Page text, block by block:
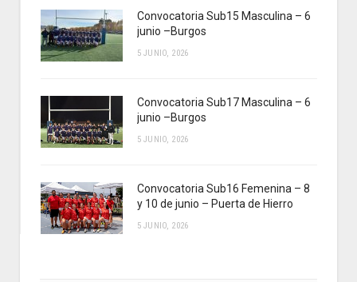
Convocatoria Sub15 Masculina – 6
junio –Burgos
5 JUNIO, 2026
Convocatoria Sub17 Masculina – 6
junio –Burgos
5 JUNIO, 2026
Convocatoria Sub16 Femenina – 8
y 10 de junio – Puerta de Hierro
5 JUNIO, 2026